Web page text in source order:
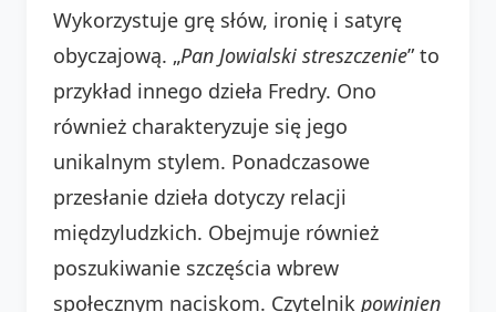
Wykorzystuje grę słów, ironię i satyrę
obyczajową. „Pan Jowialski streszczenie” to
przykład innego dzieła Fredry. Ono
również charakteryzuje się jego
unikalnym stylem. Ponadczasowe
przesłanie dzieła dotyczy relacji
międzyludzkich. Obejmuje również
poszukiwanie szczęścia wbrew
społecznym naciskom. Czytelnik powinien